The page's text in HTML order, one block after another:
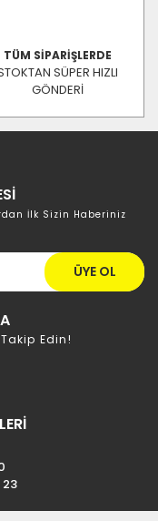
TÜM SİPARİŞLERDE
SÜPER HIZLI
GÖNDERİ
İlk Sizin Haberiniz
ÜYE OL
Edin!